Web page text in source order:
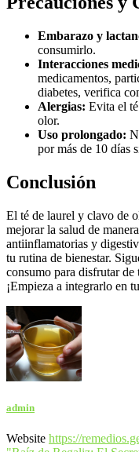
Embarazo y
consumirlo.
Interacciones
medicamentos,
diabetes, verifica
Alergias: Evita el
olor.
Uso prolongado:
por más de 10 días
Conclusión
El té de laurel y clavo de
mejorar la salud de
antiinflamatorias y
tu rutina de bienestar.
consumo para disfrutar de
¡Empieza a integrarlo en
admin
Website https://